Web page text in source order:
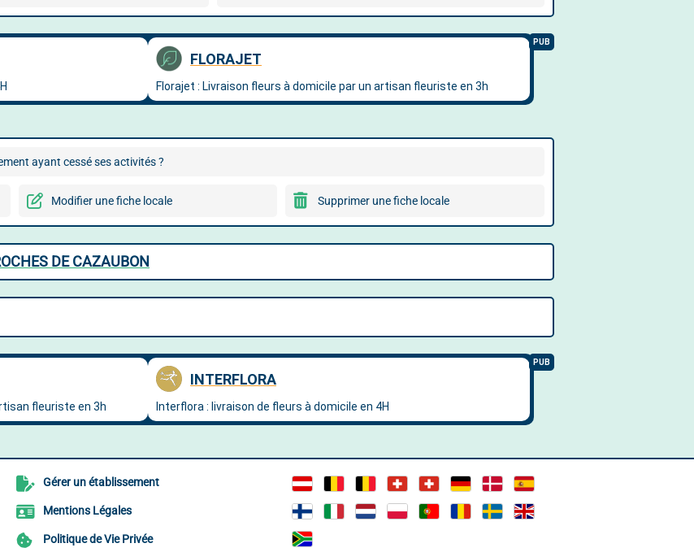
ayant cessé ses activités ?
Modifier une fiche locale Supprimer une fiche locale
DE CAZAUBON
Gérer un établissement
Mentions Légales
Politique de Vie Privée